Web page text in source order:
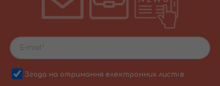
Згода на отримання електронних листів